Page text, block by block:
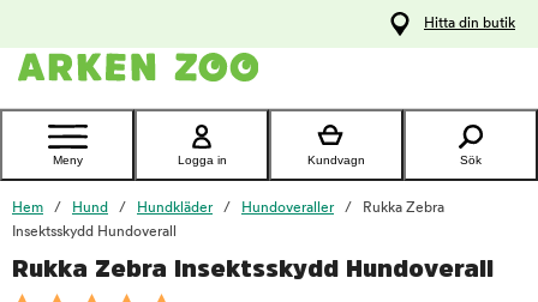
Kontakta
Hitta din butik
Meny Logga in Kundvagn Sök
Hem Hund Hundkläder Hundoveraller
Rukka Zebra
Insektsskydd Hundoverall
Rukka Zebra Insektsskydd Hundoverall
foo